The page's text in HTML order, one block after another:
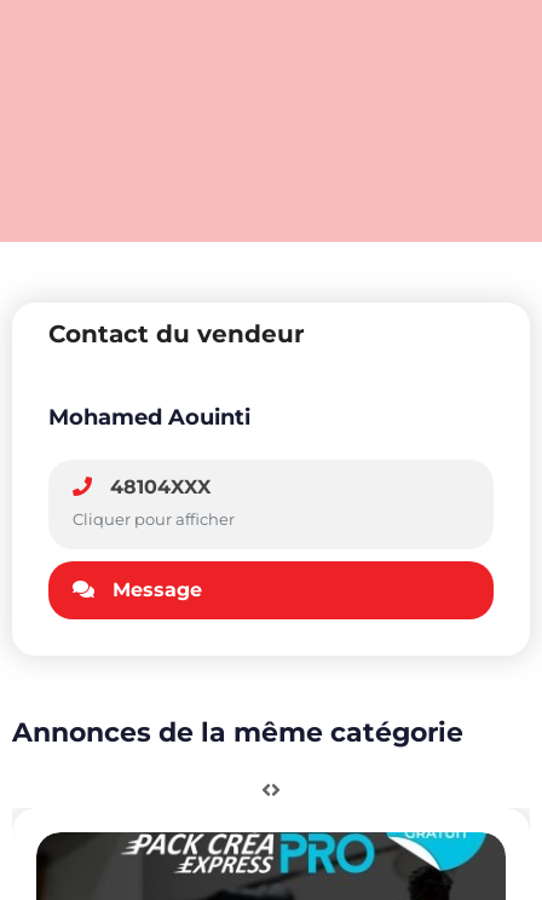
Contact du vendeur
Mohamed Aouinti
48104XXX
Cliquer pour afficher
Message
Annonces de la même catégorie